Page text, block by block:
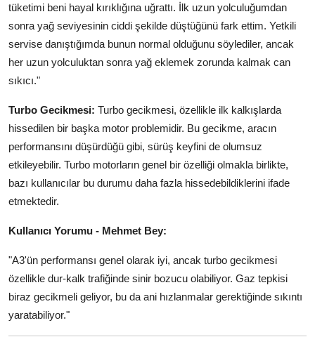
tüketimi beni hayal kırıklığına uğrattı. İlk uzun yolculuğumdan
sonra yağ seviyesinin ciddi şekilde düştüğünü fark ettim. Yetkili
servise danıştığımda bunun normal olduğunu söylediler, ancak
her uzun yolculuktan sonra yağ eklemek zorunda kalmak can
sıkıcı."
Turbo Gecikmesi: Turbo gecikmesi, özellikle ilk kalkışlarda
hissedilen bir başka motor problemidir. Bu gecikme, aracın
performansını düşürdüğü gibi, sürüş keyfini de olumsuz
etkileyebilir. Turbo motorların genel bir özelliği olmakla birlikte,
bazı kullanıcılar bu durumu daha fazla hissedebildiklerini ifade
etmektedir.
Kullanıcı Yorumu - Mehmet Bey:
"A3'ün performansı genel olarak iyi, ancak turbo gecikmesi
özellikle dur-kalk trafiğinde sinir bozucu olabiliyor. Gaz tepkisi
biraz gecikmeli geliyor, bu da ani hızlanmalar gerektiğinde sıkıntı
yaratabiliyor."